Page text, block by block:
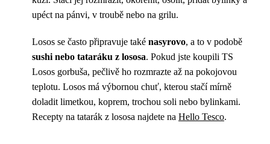
upéct na pánvi, v troubě nebo na grilu.
Losos se často připravuje také nasyrovo, a to v podobě
sushi nebo tataráku z lososa. Pokud jste koupili TS
Losos gorbuša, pečlivě ho rozmrazte až na pokojovou
teplotu. Losos má výbornou chuť, kterou stačí mírně
doladit limetkou, koprem, trochou soli nebo bylinkami.
Recepty na tatarák z lososa najdete na Hello Tesco.